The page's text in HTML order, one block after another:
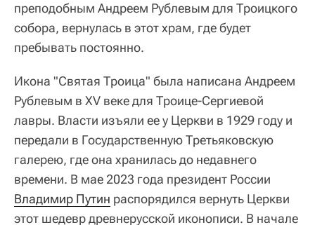
преподобным Андреем Рублевым для Троицкого
собора, вернулась в этот храм, где будет
пребывать постоянно.
Икона "Святая Троица" была написана Андреем
Рублевым в XV веке для Троице-Сергиевой
лавры. Власти изъяли ее у Церкви в 1929 году и
передали в Государственную Третьяковскую
галерею, где она хранилась до недавнего
времени. В мае 2023 года президент России
Владимир Путин распорядился вернуть Церкви
этот шедевр древнерусской иконописи. В начале